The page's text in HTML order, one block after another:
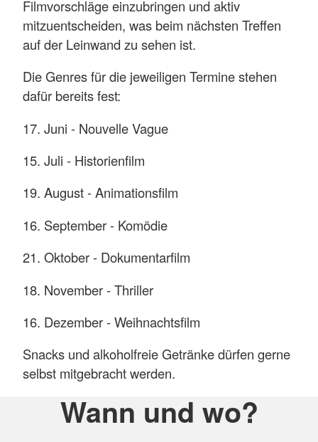
Filmvorschläge einzubringen und aktiv
mitzuentscheiden, was beim nächsten Treffen
auf der Leinwand zu sehen ist.
Die Genres für die jeweiligen Termine stehen
dafür bereits fest:
17. Juni - Nouvelle Vague
15. Juli - Historienfilm
19. August - Animationsfilm
16. September - Komödie
21. Oktober - Dokumentarfilm
18. November - Thriller
16. Dezember - Weihnachtsfilm
Snacks und alkoholfreie Getränke dürfen gerne
selbst mitgebracht werden.
Wann und wo?